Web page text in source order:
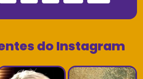
do Instagram